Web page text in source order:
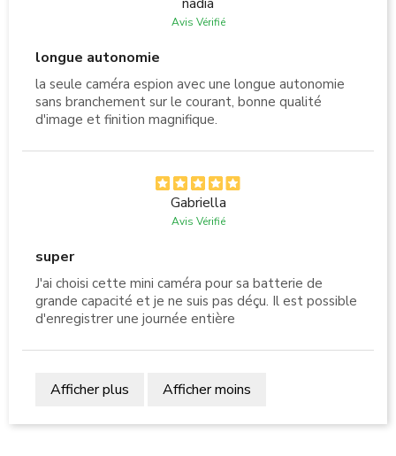
Avis Vérifié
longue autonomie
la seule caméra espion avec une longue autonomie
sans branchement sur le courant, bonne qualité
d'image et finition magnifique.
Gabriella
Avis Vérifié
super
J'ai choisi cette mini caméra pour sa batterie de
grande capacité et je ne suis pas déçu. Il est possible
d'enregistrer une journée entière
Afficher plus Afficher moins